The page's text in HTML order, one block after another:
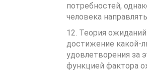
потребностей,
человека
12. Теория
достижение какой-
удовлетворения за
функцией фактора